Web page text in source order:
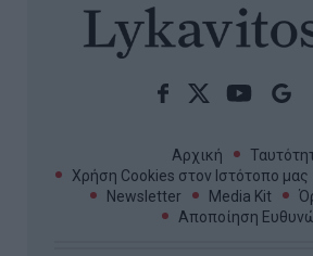
Αρχική
Χρήση Cookies στον Ιστότοπο μας
Newsletter
Media Kit
Αποποίηση